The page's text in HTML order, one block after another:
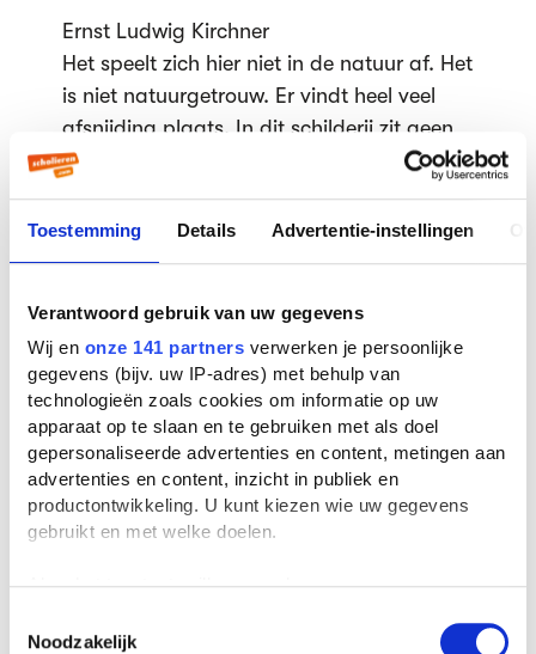
Toestemming Details Advertentie-instellingen
Verantwoord gebruik van uw gegevens
Wij en onze 141 partners verwerken je persoonlijke
gegevens (bijv. uw IP-adres) met behulp van
technologieën zoals cookies om informatie op uw
apparaat op te slaan en te gebruiken met als doel
gepersonaliseerde advertenties en content, metingen aan
advertenties en content, inzicht in publiek en
productontwikkeling. U kunt kiezen wie uw gegevens
gebruikt en met welke doelen.
Als u het toestaat, willen we ook graag:
locatie, die tot een paar meter nauwkeurig kan zijn
Noodzakelijk
Ernst Ludwig Kirchner
Het speelt zich hier niet in de natuur af. Het
is niet natuurgetrouw. Er vindt heel veel
afsnijding plaats. In dit schilderij zit geen
beweging door het ontbreken van
achtergrond en diepte. Er ontbreekt ook
emotie. Het geheel maakt een sombere,
slordige en morsige indruk.
Nazi-kunst
geïdealiseerd beeld van de werkelijkheid
geven. Ze moesten doelstellingen van het
nationaal-socialisme promoten en
getuigen van protiottisme. Alles werd
gebruikt om Hilter te verheerlijken
Ivo Saliger
af in de Oostenrijkse Alpen. De vrouwen